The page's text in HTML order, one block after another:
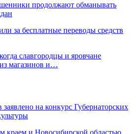
продолжают обманывать
за бесплатные переводы средств
славгородцы и яровчане
магазинов и…
заявлено на конкурс Губернаторских
краем и Новосибирской областью